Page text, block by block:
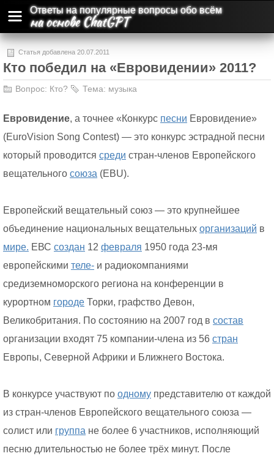
Ответы на популярные вопросы обо всём
на основе ChatGPT
Статья добавлена 20.07.2011
Кто победил на «Евровидении» 2011?
Вопрос: Кто? Тема: музыка
Евровидение, а точнее «Конкурс песни Евровидение»
(EuroVision Song Contest) — это конкурс эстрадной песни
который проводится среди стран-членов Европейского
вещательного союза (EBU).
Европейский вещательный союз — это крупнейшее
объединение национальных вещательных организаций в
мире. ЕВС создан 12 февраля 1950 года 23-мя
европейскими теле- и радиокомпаниями
средиземноморского региона на конференции в
курортном городе Торки, графство Девон,
Великобритания. По состоянию на 2007 год в состав
организации входят 75 компании-члена из 56 стран
Европы, Северной Африки и Ближнего Востока.
В конкурсе участвуют по одному представителю от каждой
из стран-членов Европейского вещательного союза —
солист или группа не более 6 участников, исполняющий
песню длительностью не более трёх минут. После